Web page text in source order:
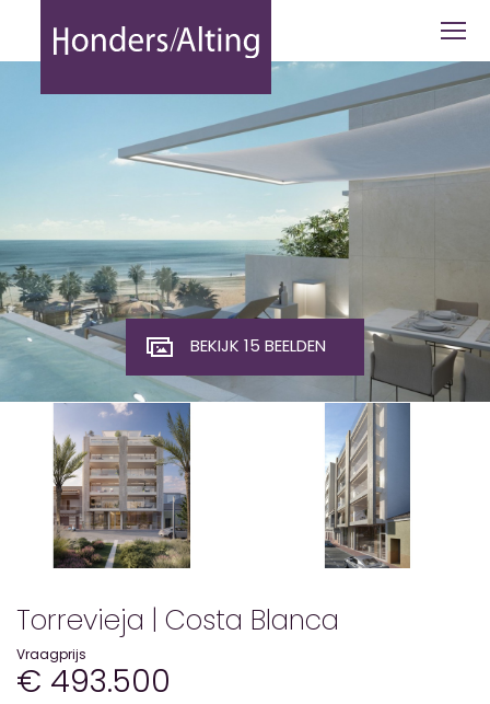
Torrevieja | Costa Blanca - Honders
BEKIJK 15 BEELDEN
Torrevieja | Costa Blanca
Vraagprijs
€ 493.500